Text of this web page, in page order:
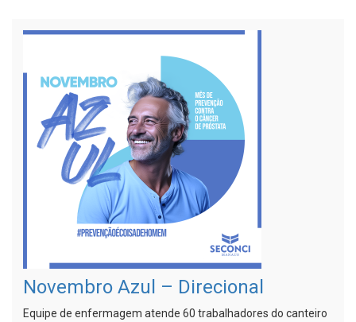
Novembro Azul – Direcional
Equipe de enfermagem atende 60 trabalhadores do canteiro